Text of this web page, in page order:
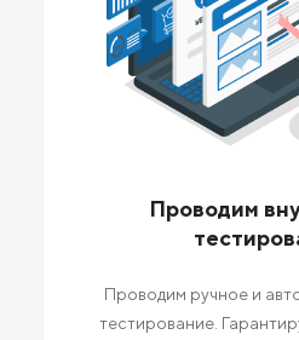
Проводим
Проводим ручное и
тестирование.